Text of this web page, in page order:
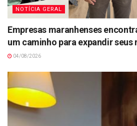
NOTÍCIA GERAL
Empresas maranhenses
um caminho para expandir seus
04/08/2026